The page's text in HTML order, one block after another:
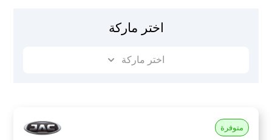
اختر ماركة
اختر ماركة
متوفرة